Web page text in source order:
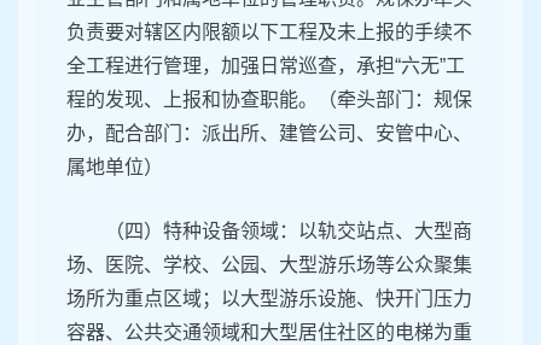
负责要对辖区内限额以下工程及未上报的手续不
全工程进行管理，加强日常巡查，承担“六无”工
程的发现、上报和协查职能。（牵头部门：规保
办，配合部门：派出所、建管公司、安管中心、
属地单位）
（四）特种设备领域：以轨交站点、大型商
场、医院、学校、公园、大型游乐场等公众聚集
场所为重点区域；以大型游乐设施、快开门压力
容器、公共交通领域和大型居住社区的电梯为重